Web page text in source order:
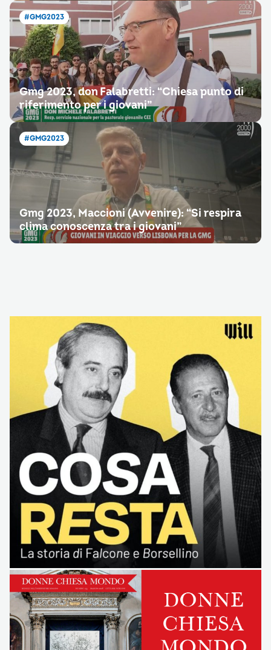
#GMG2023
Gmg 2023, don Falabretti: “Chiesa punto di
riferimento per i giovani”
#GMG2023
Gmg 2023, Maccioni (Avvenire): “Si respira
clima conoscenza tra i giovani”